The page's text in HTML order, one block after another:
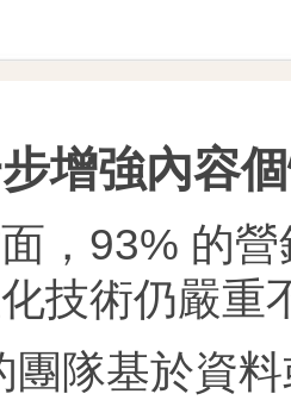
增強內容
，93% 的
技術仍嚴重
團隊基於資